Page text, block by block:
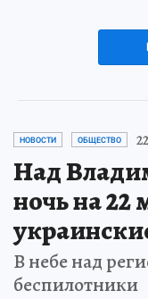
НОВОСТИ ОБЩЕСТВО
Над
ночь на 22
В небе над
беспилотники